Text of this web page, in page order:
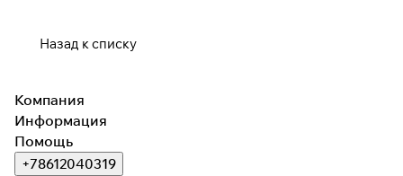
Назад к списку
Компания
Информация
Помощь
+78612040319